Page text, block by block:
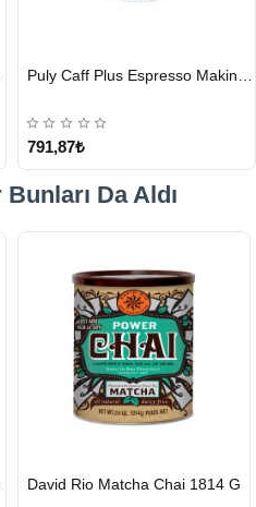
GÖNDERİ
791,87₺
Da Aldı
GÖNDERİ
David Rio Matcha Chai 1814 G